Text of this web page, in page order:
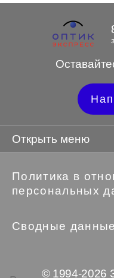
Открыть меню
Политика в
персональных
Сводные
© 1994-2026